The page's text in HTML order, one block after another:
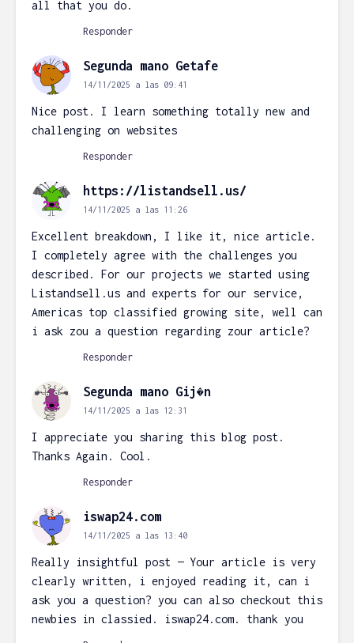
all that you do.
Responder
Segunda mano Getafe
14/11/2025 a las 09:41
Nice post. I learn something totally new and
challenging on websites
Responder
https://listandsell.us/
14/11/2025 a las 11:26
Excellent breakdown, I like it, nice article.
I completely agree with the challenges you
described. For our projects we started using
Listandsell.us and experts for our service,
Americas top classified growing site, well can
i ask zou a question regarding zour article?
Responder
Segunda mano Gij�n
14/11/2025 a las 12:31
I appreciate you sharing this blog post.
Thanks Again. Cool.
Responder
iswap24.com
14/11/2025 a las 13:40
Really insightful post — Your article is very
clearly written, i enjoyed reading it, can i
ask you a question? you can also checkout this
newbies in classied. iswap24.com. thank you